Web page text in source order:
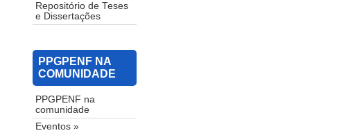
Repositório de Teses
e Dissertações
PPGPENF NA
COMUNIDADE
PPGPENF na
comunidade
Eventos »